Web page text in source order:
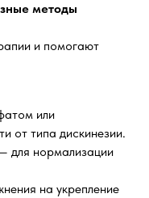
методы
и помогают
или
от типа дискинезии.
для нормализации
на укрепление